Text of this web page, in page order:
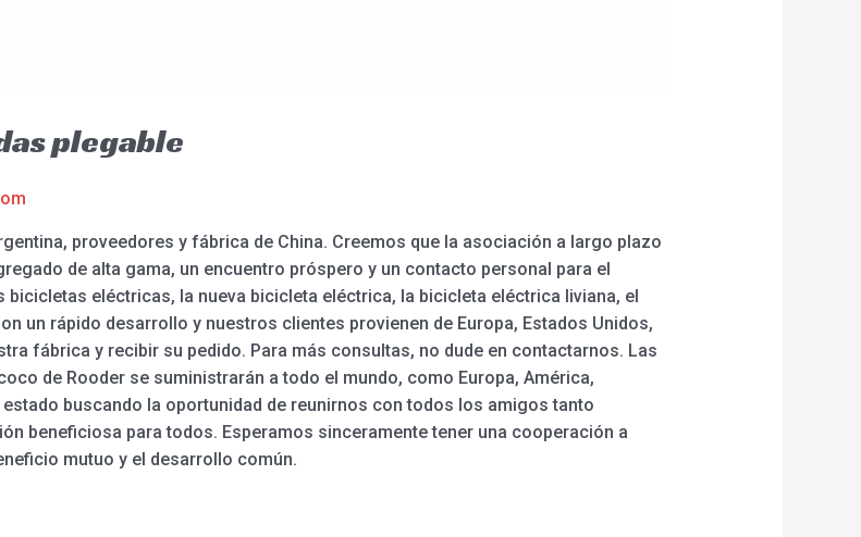
plegable
proveedores y fábrica de China. Creemos que la asociación a largo plazo
de alta gama, un encuentro próspero y un contacto personal para el
eléctricas, la nueva bicicleta eléctrica, la bicicleta eléctrica liviana, el
un rápido desarrollo y nuestros clientes provienen de Europa, Estados Unidos,
fábrica y recibir su pedido. Para más consultas, no dude en contactarnos. Las
de Rooder se suministrarán a todo el mundo, como Europa, América,
buscando la oportunidad de reunirnos con todos los amigos tanto
beneficiosa para todos. Esperamos sinceramente tener una cooperación a
mutuo y el desarrollo común.